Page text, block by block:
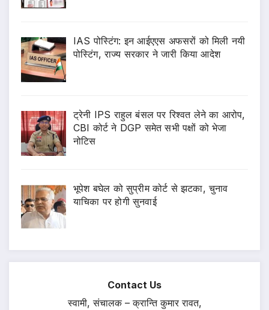
IAS पोस्टिंग: इन आईएएस अफसरों को मिली नयी
पोस्टिंग, राज्य सरकार ने जारी किया आदेश
ट्रेनी IPS राहुल बंसल पर रिश्वत लेने का आरोप,
CBI कोर्ट ने DGP समेत सभी पक्षों को भेजा
नोटिस
भूपेश बघेल को सुप्रीम कोर्ट से झटका, चुनाव
याचिका पर होगी सुनवाई
Contact Us
स्वामी, संचालक – क्रान्ति कुमार रावत,